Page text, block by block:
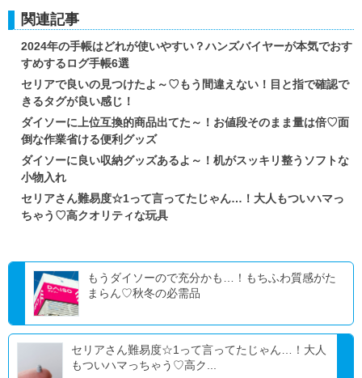
関連記事
2024年の手帳はどれが使いやすい？ハンズバイヤーが本気でおす
すめするログ手帳6選
セリアで良いの見つけたよ～♡もう間違えない！目と指で確認で
きるタグが良い感じ！
ダイソーに上位互換的商品出てた～！お値段そのまま量は倍♡面
倒な作業省ける便利グッズ
ダイソーに良い収納グッズあるよ～！机がスッキリ整うソフトな
小物入れ
セリアさん難易度☆1って言ってたじゃん…！大人もついハマっ
ちゃう♡高クオリティな玩具
もうダイソーので充分かも…！もちふわ質感がた
まらん♡秋冬の必需品
セリアさん難易度☆1って言ってたじゃん…！大人
もついハマっちゃう♡高ク...